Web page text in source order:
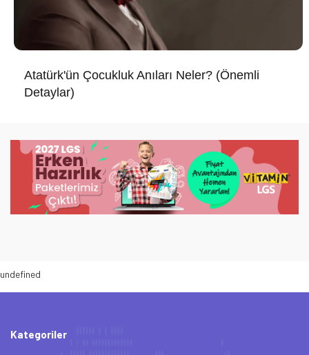
Atatürk'ün Çocukluk Anıları Neler? (Önemli
Detaylar)
undefined
Kategoriler